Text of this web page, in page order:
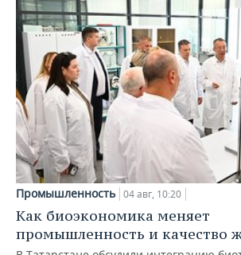
Промышленность 04 авг, 10:20
Как биоэкономика меняет
промышленность и качество